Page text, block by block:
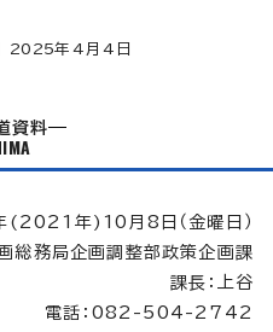
2025年4月4日
資料
(2021年)10月8日（金曜日）
総務局企画調整部政策企画課
課長：上谷
電話：082-504-2742